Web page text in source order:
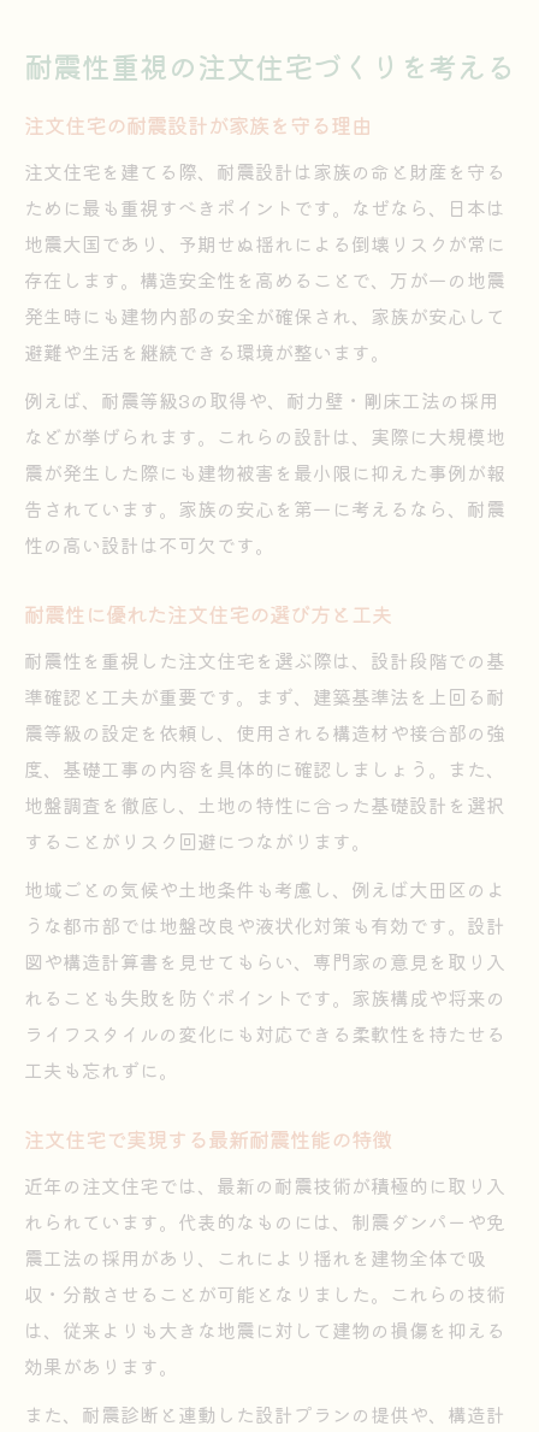
耐震性重視の注文住宅づくりを考える
注文住宅の耐震設計が家族を守る理由
注文住宅を建てる際、耐震設計は家族の命と財産を守る
ために最も重視すべきポイントです。なぜなら、日本は
地震大国であり、予期せぬ揺れによる倒壊リスクが常に
存在します。構造安全性を高めることで、万が一の地震
発生時にも建物内部の安全が確保され、家族が安心して
避難や生活を継続できる環境が整います。
例えば、耐震等級3の取得や、耐力壁・剛床工法の採用
などが挙げられます。これらの設計は、実際に大規模地
震が発生した際にも建物被害を最小限に抑えた事例が報
告されています。家族の安心を第一に考えるなら、耐震
性の高い設計は不可欠です。
耐震性に優れた注文住宅の選び方と工夫
耐震性を重視した注文住宅を選ぶ際は、設計段階での基
準確認と工夫が重要です。まず、建築基準法を上回る耐
震等級の設定を依頼し、使用される構造材や接合部の強
度、基礎工事の内容を具体的に確認しましょう。また、
地盤調査を徹底し、土地の特性に合った基礎設計を選択
することがリスク回避につながります。
地域ごとの気候や土地条件も考慮し、例えば大田区のよ
うな都市部では地盤改良や液状化対策も有効です。設計
図や構造計算書を見せてもらい、専門家の意見を取り入
れることも失敗を防ぐポイントです。家族構成や将来の
ライフスタイルの変化にも対応できる柔軟性を持たせる
工夫も忘れずに。
注文住宅で実現する最新耐震性能の特徴
近年の注文住宅では、最新の耐震技術が積極的に取り入
れられています。代表的なものには、制震ダンパーや免
震工法の採用があり、これにより揺れを建物全体で吸
収・分散させることが可能となりました。これらの技術
は、従来よりも大きな地震に対して建物の損傷を抑える
効果があります。
また、耐震診断と連動した設計プランの提供や、構造計